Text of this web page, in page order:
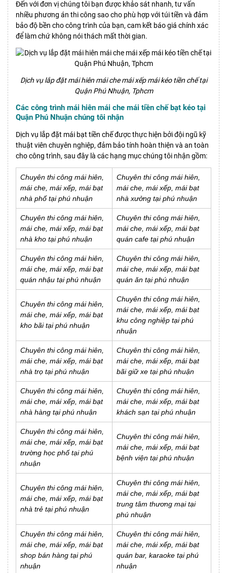
Đến với đơn vị chúng tôi bạn được khảo sát nhanh, tư vấn
nhiều phương án thi công sao cho phù hợp với túi tiền và đảm
bảo độ bền cho công trình của bạn, cam kết báo giá chính xác
để làm chứ không nói thách mất thời gian.
Dịch vụ lắp đặt mái hiên mái che mái xếp mái kéo tiền chế tại
Quận Phú Nhuận, Tphcm
Các công trình mái hiên mái che mái tiền chế bạt kéo tại
Quận Phú Nhuận chúng tôi nhận
Dịch vụ lắp đặt mái bạt tiền chế được thực hiện bởi đội ngũ kỹ
thuật viên chuyên nghiệp, đảm bảo tính hoàn thiện và an toàn
cho công trình, sau đây là các hạng mục chúng tôi nhận gồm:
Chuyên thi công mái hiên,
mái che, mái xếp, mái bạt
nhà phố tại phú nhuận
Chuyên thi công mái hiên,
mái che, mái xếp, mái bạt
nhà xưởng tại phú nhuận
Chuyên thi công mái hiên,
mái che, mái xếp, mái bạt
nhà kho tại phú nhuận
Chuyên thi công mái hiên,
mái che, mái xếp, mái bạt
quán cafe tại phú nhuận
Chuyên thi công mái hiên,
mái che, mái xếp, mái bạt
quán nhậu tại phú nhuận
Chuyên thi công mái hiên,
mái che, mái xếp, mái bạt
quán ăn tại phú nhuận
Chuyên thi công mái hiên,
mái che, mái xếp, mái bạt
kho bãi tại phú nhuận
Chuyên thi công mái hiên,
mái che, mái xếp, mái bạt
khu công nghiệp tại phú
nhuận
Chuyên thi công mái hiên,
mái che, mái xếp, mái bạt
nhà trọ tại phú nhuận
Chuyên thi công mái hiên,
mái che, mái xếp, mái bạt
bãi giữ xe tại phú nhuận
Chuyên thi công mái hiên,
mái che, mái xếp, mái bạt
nhà hàng tại phú nhuận
Chuyên thi công mái hiên,
mái che, mái xếp, mái bạt
khách sạn tại phú nhuận
Chuyên thi công mái hiên,
mái che, mái xếp, mái bạt
trường học phố tại phú
nhuận
Chuyên thi công mái hiên,
mái che, mái xếp, mái bạt
bệnh viện tại phú nhuận
Chuyên thi công mái hiên,
mái che, mái xếp, mái bạt
nhà trẻ tại phú nhuận
Chuyên thi công mái hiên,
mái che, mái xếp, mái bạt
trung tâm thương mại tại
phú nhuận
Chuyên thi công mái hiên,
mái che, mái xếp, mái bạt
shop bán hàng tại phú
nhuận
Chuyên thi công mái hiên,
mái che, mái xếp, mái bạt
quán bar, karaoke tại phú
nhuận